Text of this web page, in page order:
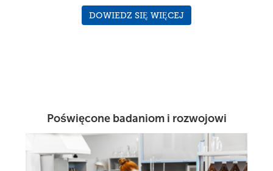
DOWIEDZ SIĘ WIĘCEJ
Poświęcone badaniom i rozwojowi